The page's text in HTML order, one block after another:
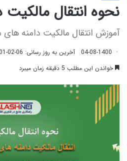
نحوه انتقال مالکیت
آموزش انتقال مالکیت دامنه های
04-08-1400 آخرین به روز رسانی: 06-02-1401
خواندن این مطلب 5 دقیقه زمان میبرد